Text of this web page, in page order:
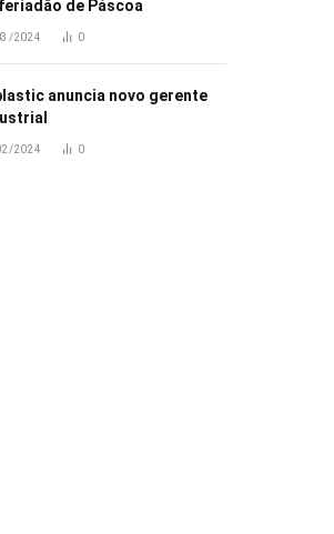
de Páscoa
2024 0
anuncia novo gerente
2024 0